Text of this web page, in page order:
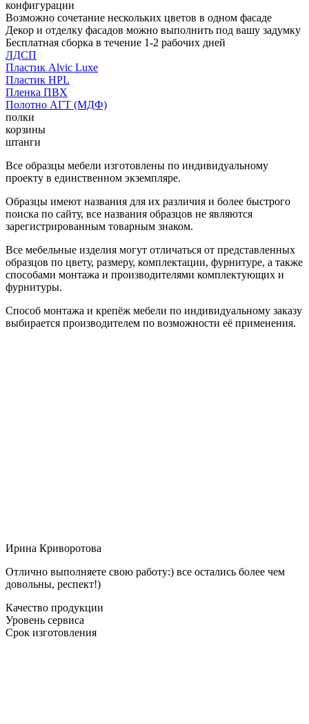
конфигурации
Возможно сочетание нескольких цветов в одном фасаде
Декор и отделку фасадов можно выполнить под вашу задумку
Бесплатная сборка в течение 1-2 рабочих дней
ЛДСП
Пластик Alvic Luxe
Пластик HPL
Пленка ПВХ
Полотно АГТ (МДФ)
полки
корзины
штанги
Все образцы мебели изготовлены по индивидуальному
проекту в единственном экземпляре.
Образцы имеют названия для их различия и более быстрого
поиска по сайту, все названия образцов не являются
зарегистрированным товарным знаком.
Все мебельные изделия могут отличаться от представленных
образцов по цвету, размеру, комплектации, фурнитуре, а также
способами монтажа и производителями комплектующих и
фурнитуры.
Способ монтажа и крепёж мебели по индивидуальному заказу
выбирается производителем по возможности её применения.
Ирина Криворотова
Отлично выполняете свою работу:) все остались более чем
довольны, респект!)
Качество продукции
Уровень сервиса
Срок изготовления